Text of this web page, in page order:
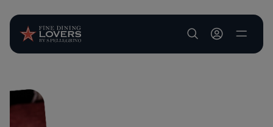
User account